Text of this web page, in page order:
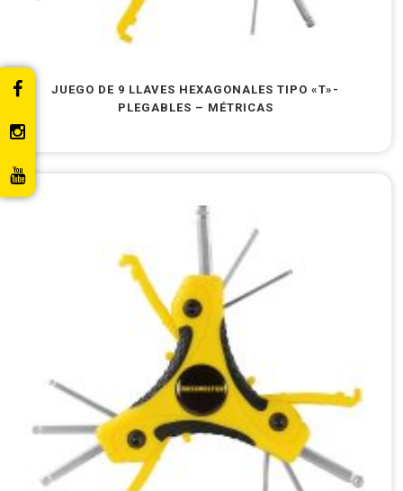
JUEGO DE 9 LLAVES HEXAGONALES TIPO «T»-
PLEGABLES – MÉTRICAS